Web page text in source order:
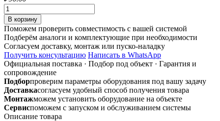
Количество
товара
10ПЦ-1
D100
Соединитель
каналов
оцинкованный
В корзину
Поможем проверить совместимость с вашей системой
Подберём аналоги и комплектующие при необходимости
Согласуем доставку, монтаж или пуско-наладку
Получить консультацию Написать в WhatsApp
Официальная поставка · Подбор под объект · Гарантия и
сопровождение
Подборпроверим параметры оборудования под вашу задачу
Доставкасогласуем удобный способ получения товара
Монтажможем установить оборудование на объекте
Сервиспоможем с запуском и обслуживанием системы
Описание товара